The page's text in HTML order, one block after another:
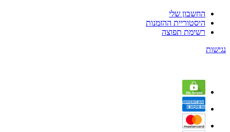
החשבון שלי
היסטוריית ההזמנות
רשימת תפוצה
נגישות